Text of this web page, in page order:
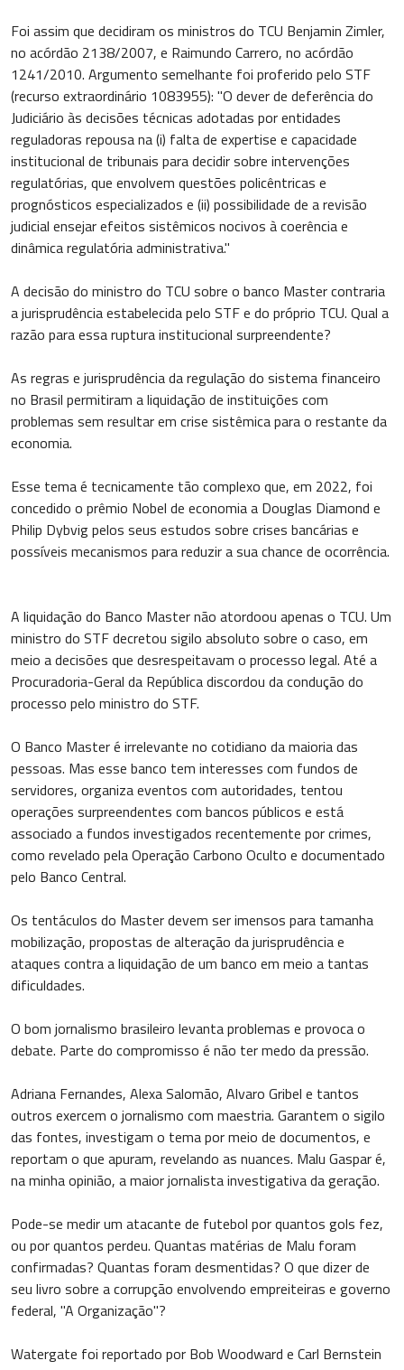
Foi assim que decidiram os ministros do TCU Benjamin Zimler,
no acórdão 2138/2007, e Raimundo Carrero, no acórdão
1241/2010. Argumento semelhante foi proferido pelo STF
(recurso extraordinário 1083955): "O dever de deferência do
Judiciário às decisões técnicas adotadas por entidades
reguladoras repousa na (i) falta de expertise e capacidade
institucional de tribunais para decidir sobre intervenções
regulatórias, que envolvem questões policêntricas e
prognósticos especializados e (ii) possibilidade de a revisão
judicial ensejar efeitos sistêmicos nocivos à coerência e
dinâmica regulatória administrativa."
A decisão do ministro do TCU sobre o banco Master contraria
a jurisprudência estabelecida pelo STF e do próprio TCU. Qual a
razão para essa ruptura institucional surpreendente?
As regras e jurisprudência da regulação do sistema financeiro
no Brasil permitiram a liquidação de instituições com
problemas sem resultar em crise sistêmica para o restante da
economia.
Esse tema é tecnicamente tão complexo que, em 2022, foi
concedido o prêmio Nobel de economia a Douglas Diamond e
Philip Dybvig pelos seus estudos sobre crises bancárias e
possíveis mecanismos para reduzir a sua chance de ocorrência.
A liquidação do Banco Master não atordoou apenas o TCU. Um
ministro do STF decretou sigilo absoluto sobre o caso, em
meio a decisões que desrespeitavam o processo legal. Até a
Procuradoria-Geral da República discordou da condução do
processo pelo ministro do STF.
O Banco Master é irrelevante no cotidiano da maioria das
pessoas. Mas esse banco tem interesses com fundos de
servidores, organiza eventos com autoridades, tentou
operações surpreendentes com bancos públicos e está
associado a fundos investigados recentemente por crimes,
como revelado pela Operação Carbono Oculto e documentado
pelo Banco Central.
Os tentáculos do Master devem ser imensos para tamanha
mobilização, propostas de alteração da jurisprudência e
ataques contra a liquidação de um banco em meio a tantas
dificuldades.
O bom jornalismo brasileiro levanta problemas e provoca o
debate. Parte do compromisso é não ter medo da pressão.
Adriana Fernandes, Alexa Salomão, Alvaro Gribel e tantos
outros exercem o jornalismo com maestria. Garantem o sigilo
das fontes, investigam o tema por meio de documentos, e
reportam o que apuram, revelando as nuances. Malu Gaspar é,
na minha opinião, a maior jornalista investigativa da geração.
Pode-se medir um atacante de futebol por quantos gols fez,
ou por quantos perdeu. Quantas matérias de Malu foram
confirmadas? Quantas foram desmentidas? O que dizer de
seu livro sobre a corrupção envolvendo empreiteiras e governo
federal, "A Organização"?
Watergate foi reportado por Bob Woodward e Carl Bernstein